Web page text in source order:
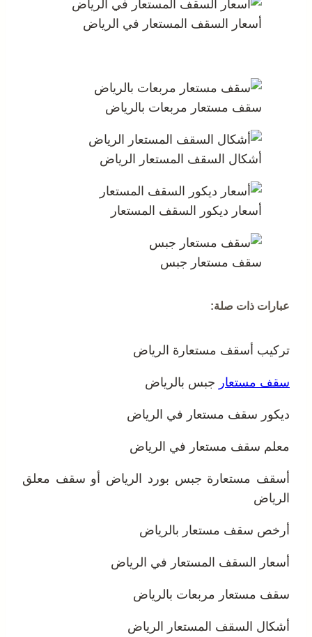
أسعار السقف المستعار في الرياض
سقف مستعار مربعات بالرياض
أشكال السقف المستعار الرياض
أسعار ديكور السقف المستعار
سقف مستعار جبس
عبارات ذات صلة:
تركيب أسقف مستعارة الرياض
سقف مستعار جبس بالرياض
ديكور سقف مستعار في الرياض
معلم سقف مستعار في الرياض
أسقف مستعارة جبس بورد الرياض أو سقف معلق
الرياض
أرخص سقف مستعار بالرياض
أسعار السقف المستعار في الرياض
سقف مستعار مربعات بالرياض
أشكال السقف المستعار الرياض